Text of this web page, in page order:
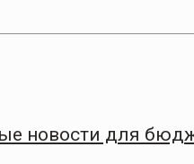
новости для